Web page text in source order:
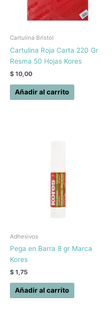
Cartulina Bristol
Cartulina Roja Carta 220 Gr
Resma 50 Hojas Kores
$ 10,00
Añadir al carrito
Adhesivos
Pega en Barra 8 gr Marca
Kores
$ 1,75
Añadir al carrito